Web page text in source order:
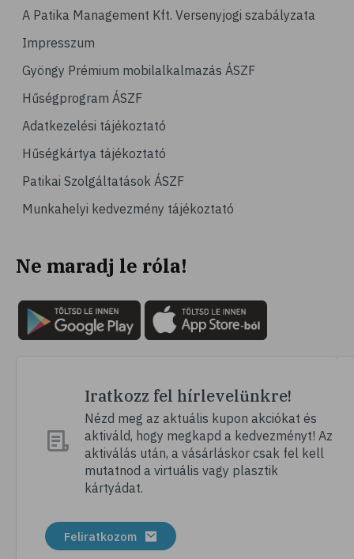
# tél
# vérnyomásmérés
# kardiológia
# kardiovaszkuláris betegségek
# szív- és érrendszer
# vérnyomás
# mozgás
# pszichológia
# hátfájás
# vérnyomáscsökkentés
# megfázás
# influenza
# fertőző betegségek
# köhögés
A Patika Management Kft. Versenyjogi szabályzata
Impresszum
Gyöngy Prémium mobilalkalmazás ÁSZF
Hűségprogram ÁSZF
Adatkezelési tájékoztató
Hűségkártya tájékoztató
Patikai Szolgáltatások ÁSZF
Munkahelyi kedvezmény tájékoztató
Ne maradj le róla!
Iratkozz fel hírlevelünkre!
Nézd meg az aktuális kupon akciókat és
aktiváld, hogy megkapd a kedvezményt! Az
aktiválás után, a vásárláskor csak fel kell
mutatnod a virtuális vagy plasztik
kártyádat.
Feliratkozom